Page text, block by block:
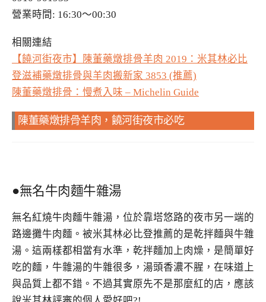
營業時間: 16:30～00:30
相關連結
【饒河街夜市】陳董藥燉排骨羊肉 2019：米其林必比
登滋補藥燉排骨與羊肉搬新家 3853 (推薦)
陳董藥燉排骨：慢煮入味 – Michelin Guide
陳董藥燉排骨羊肉，饒河街夜市必吃
●無名牛肉麵牛雜湯
無名紅燒牛肉麵牛雜湯，位於靠塔悠路的夜市另一端的
路邊攤牛肉麵。被米其林必比登推薦的是乾拌麵與牛雜
湯。這兩樣都相當有水準，乾拌麵加上肉燥，是簡單好
吃的麵，牛雜湯的牛雜很多，湯頭香濃不腥，在味道上
與品質上都不錯。不過其實原先不是那麼紅的店，應該